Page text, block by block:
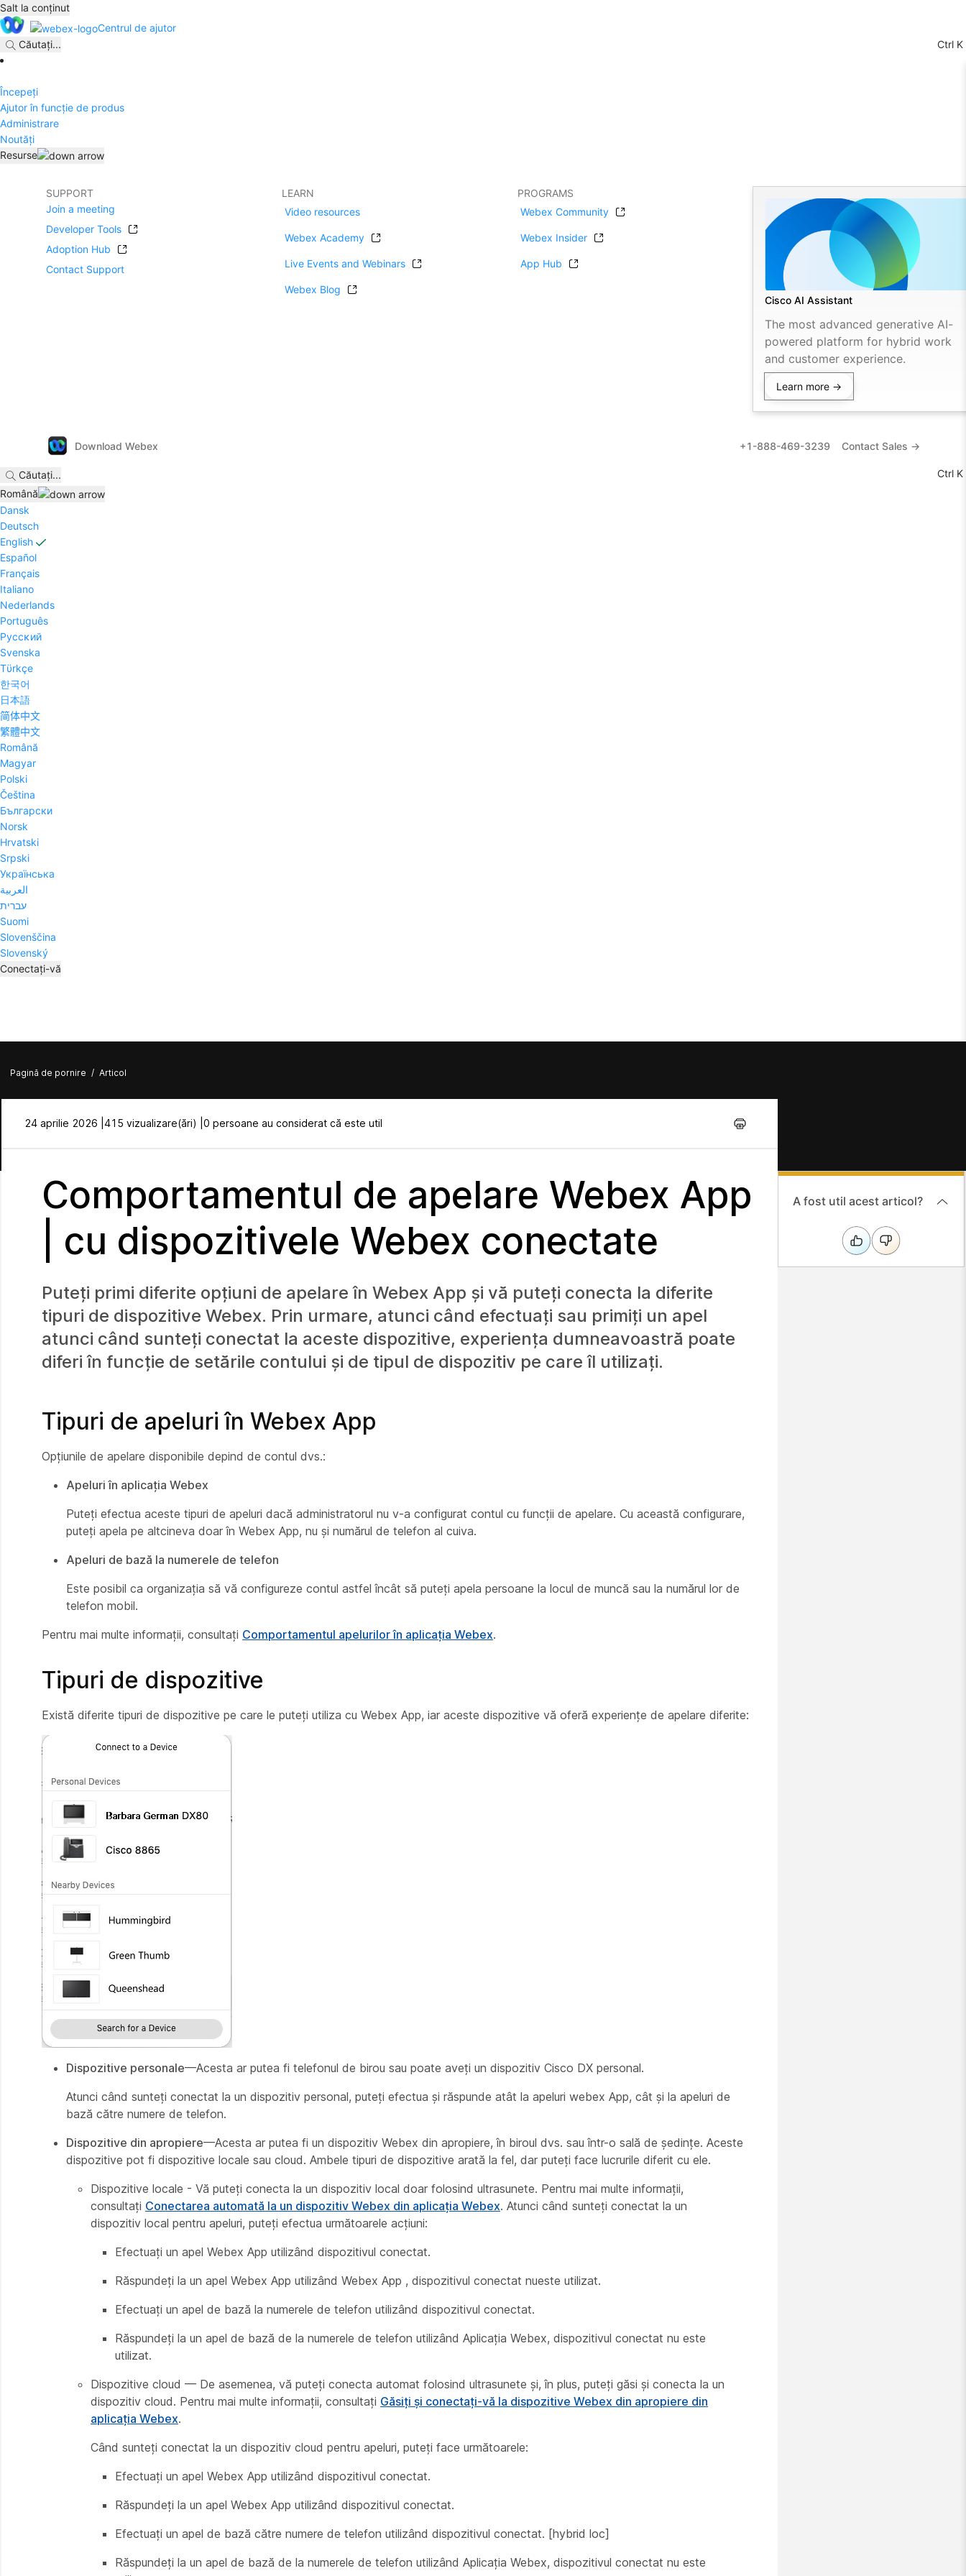
Salt la conținut
Centrul de ajutor
Căutați... Ctrl K
Începeți
Ajutor în funcție de produs
Administrare
Noutăți
Resurse
SUPPORT
Join a meeting
Developer Tools
Adoption Hub
Contact Support
LEARN
Video resources
Webex Academy
Live Events and Webinars
Webex Blog
PROGRAMS
Webex Community
Webex Insider
App Hub
Cisco AI Assistant
The most advanced generative AI-
powered platform for hybrid work
and customer experience.
Learn more →
Download Webex +1-888-469-3239 Contact Sales →
Căutați...
Ctrl K
Română
Dansk
Deutsch
English
Español
Français
Italiano
Nederlands
Português
Pyccĸий
Svenska
Tϋrkçe
한국어
日本語
简体中文
繁體中文
Română
Magyar
Polski
Čeština
Български
Norsk
Hrvatski
Srpski
Українська
العربية
עברית
Suomi
Slovenščina
Slovenský
Conectați-vă
Pagină de pornire / Articol
24 aprilie 2026 | 415 vizualizare(ări) | 0 persoane au considerat că este util
Comportamentul de apelare Webex App
| cu dispozitivele Webex conectate
Puteți primi diferite opțiuni de apelare în Webex App și vă puteți conecta la diferite
tipuri de dispozitive Webex. Prin urmare, atunci când efectuați sau primiți un apel
atunci când sunteți conectat la aceste dispozitive, experiența dumneavoastră poate
diferi în funcție de setările contului și de tipul de dispozitiv pe care îl utilizați.
Tipuri de apeluri în Webex App
Opțiunile de apelare disponibile depind de contul dvs.:
Apeluri în aplicația Webex
Puteți efectua aceste tipuri de apeluri dacă administratorul nu v-a configurat contul cu funcții de apelare. Cu această configurare,
puteți apela pe altcineva doar în Webex App, nu și numărul de telefon al cuiva.
Apeluri de bază la numerele de telefon
Este posibil ca organizația să vă configureze contul astfel încât să puteți apela persoane la locul de muncă sau la numărul lor de
telefon mobil.
Pentru mai multe informații, consultați Comportamentul apelurilor în aplicația Webex.
Tipuri de dispozitive
Există diferite tipuri de dispozitive pe care le puteți utiliza cu Webex App, iar aceste dispozitive vă oferă experiențe de apelare diferite:
Dispozitive personale—Acesta ar putea fi telefonul de birou sau poate aveți un dispozitiv Cisco DX personal.
Atunci când sunteți conectat la un dispozitiv personal, puteți efectua și răspunde atât la apeluri webex App, cât și la apeluri de
bază către numere de telefon.
Dispozitive din apropiere—Acesta ar putea fi un dispozitiv Webex din apropiere, în biroul dvs. sau într-o sală de ședințe. Aceste
dispozitive pot fi dispozitive locale sau cloud. Ambele tipuri de dispozitive arată la fel, dar puteți face lucrurile diferit cu ele.
Dispozitive locale - Vă puteți conecta la un dispozitiv local doar folosind ultrasunete. Pentru mai multe informații,
consultați Conectarea automată la un dispozitiv Webex din aplicația Webex. Atunci când sunteți conectat la un
dispozitiv local pentru apeluri, puteți efectua următoarele acțiuni:
Efectuați un apel Webex App utilizând dispozitivul conectat.
Răspundeți la un apel Webex App utilizând Webex App , dispozitivul conectat nueste utilizat.
Efectuați un apel de bază la numerele de telefon utilizând dispozitivul conectat.
Răspundeți la un apel de bază de la numerele de telefon utilizând Aplicația Webex, dispozitivul conectat nu este
utilizat.
Dispozitive cloud — De asemenea, vă puteți conecta automat folosind ultrasunete și, în plus, puteți găsi și conecta la un
dispozitiv cloud. Pentru mai multe informații, consultați Găsiți și conectați-vă la dispozitive Webex din apropiere din
aplicația Webex.
Când sunteți conectat la un dispozitiv cloud pentru apeluri, puteți face următoarele:
Efectuați un apel Webex App utilizând dispozitivul conectat.
Răspundeți la un apel Webex App utilizând dispozitivul conectat.
Efectuați un apel de bază către numere de telefon utilizând dispozitivul conectat. [hybrid loc]
Răspundeți la un apel de bază de la numerele de telefon utilizând Aplicația Webex, dispozitivul conectat nu este
A fost util acest articol?